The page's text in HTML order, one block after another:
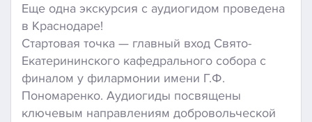
Еще одна экскурсия с аудиогидом проведена
в Краснодаре!
Стартовая точка — главный вход Свято-
Екатерининского кафедрального собора с
финалом у филармонии имени Г.Ф.
Пономаренко. Аудиогиды посвящены
ключевым направлениям добровольческой